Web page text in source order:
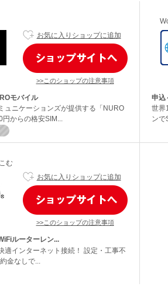
お気に入りショップに追加
>>このショップの注意事項
モバイル
ュニケーションズが提供する「NURO
からの格安SIM...
申込
世界
ンで
む
お気に入りショップに追加
>>このショップの注意事項
ルーターレン...
適インターネット接続！ 設定・工事不
金なしで...